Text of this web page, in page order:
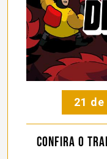
21
Confira o